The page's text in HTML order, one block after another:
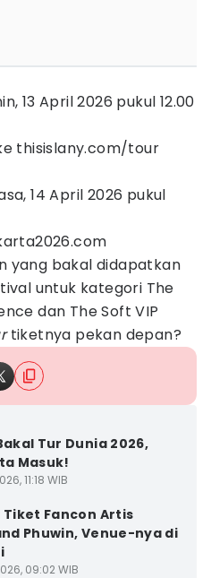
13 April 2026 pukul 12.00
thisislany.com/tour
14 April 2026 pukul
yang bakal didapatkan
untuk kategori The
dan The Soft VIP
tiketnya pekan depan?
Tur Dunia 2026,
Masuk!
11:18 WIB
Tiket Fancon Artis
Phuwin, Venue-nya di
09:02 WIB